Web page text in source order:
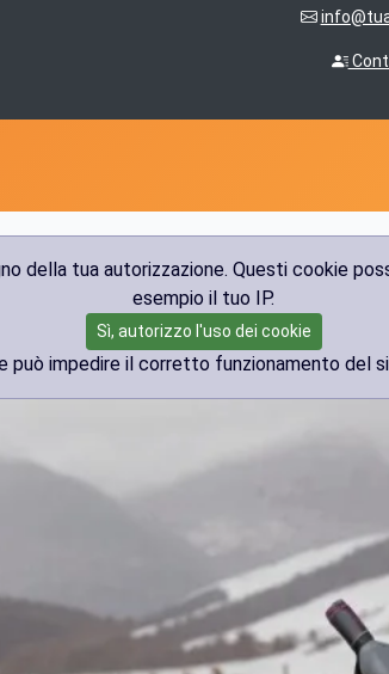
della tua autorizzazione. Questi cookie
esempio il tuo IP.
Sì, autorizzo l'uso dei cookie
può impedire il corretto funzionamento del